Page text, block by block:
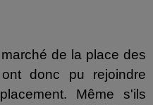
de la place des
donc pu rejoindre
Même s'ils